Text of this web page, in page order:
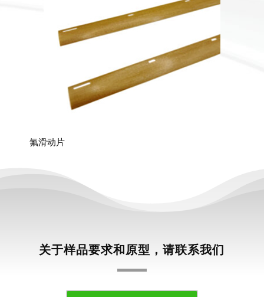
氟滑动片
关于样品要求和原型，请联系我们